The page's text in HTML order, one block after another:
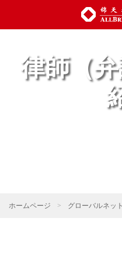
律師（
ホームページ > グローバルネッ